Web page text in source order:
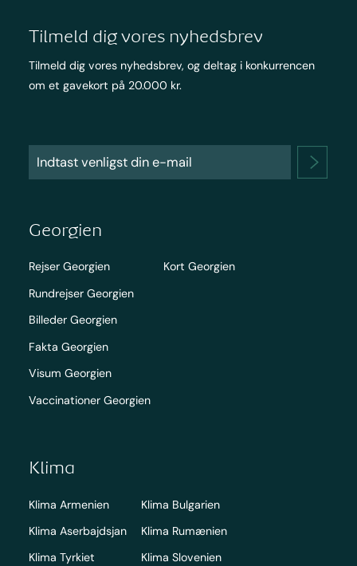
Tilmeld dig vores nyhedsbrev
Tilmeld dig vores nyhedsbrev, og deltag i konkurrencen
om et gavekort på 20.000 kr.
Georgien
Rejser Georgien
Rundrejser Georgien
Billeder Georgien
Fakta Georgien
Visum Georgien
Vaccinationer Georgien
Kort Georgien
Klima
Klima Armenien
Klima Aserbajdsjan
Klima Tyrkiet
Klima Bulgarien
Klima Rumænien
Klima Slovenien